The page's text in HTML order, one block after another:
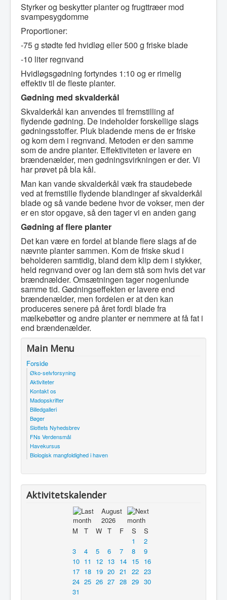
Styrker og beskytter planter og frugttræer mod
svampesygdomme
Proportioner:
-75 g stødte fed hvidløg eller 500 g friske blade
-10 liter regnvand
Hvidløgsgødning fortyndes 1:10 og er rimelig
effektiv til de fleste planter.
Gødning med skvalderkål
Skvalderkål kan anvendes til fremstilling af
flydende gødning. De indeholder forskellige slags
gødningsstoffer. Pluk bladende mens de er friske
og kom dem i regnvand. Metoden er den samme
som de andre planter. Effektiviteten er lavere en
brændenælder, men gødningsvirkningen er der. Vi
har prøvet på bla kål.
Man kan vande skvalderkål væk fra staudebede
ved at fremstille flydende blandinger af skvalderkål
blade og så vande bedene hvor de vokser, men der
er en stor opgave, så den tager vi en anden gang
Gødning af flere planter
Det kan være en fordel at blande flere slags af de
nævnte planter sammen. Kom de friske skud i
beholderen samtidig, bland dem klip dem i stykker,
held regnvand over og lan dem stå som hvis det var
brændnælder. Omsætningen tager nogenlunde
samme tid. Gødningseffekten er lavere end
brændenælder, men fordelen er at den kan
produceres senere på året fordi blade fra
mælkebøtter og andre planter er nemmere at få fat i
end brændenælder.
Main Menu
Forside
Øko-selvforsyning
Aktiviteter
Kontakt os
Madopskrifter
Billedgalleri
Bøger
Slottets Nyhedsbrev
FNs Verdensmål
Havekursus
Biologisk mangfoldighed i haven
Aktivitetskalender
August
2026
M
T W T F S
S
1
2
3
4 5 6 7 8
9
10 11 12 13 14 15
16
17 18 19 20 21 22 23
24 25 26 27 28 29 30
31